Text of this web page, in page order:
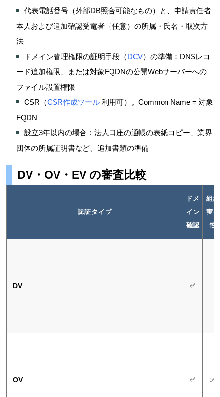
代表電話番号（外部DB照合可能なもの）と、申請責任者
本人および追加確認受電者（任意）の所属・氏名・取次方
法
ドメイン管理権限の証明手段（DCV）の準備：DNSレコ
ード追加権限、または対象FQDNの公開Webサーバーへの
ファイル設置権限
CSR（CSR作成ツール 利用可）。Common Name = 対象
FQDN
設立3年以内の場合：法人口座の通帳の表紙コピー、業界
団体の所属証明書など、追加書類の準備
DV・OV・EV の審査比較
認証タイプ
ドメ
イン
確認
組織
実在
性
DV ✅ ―
OV ✅ ✅